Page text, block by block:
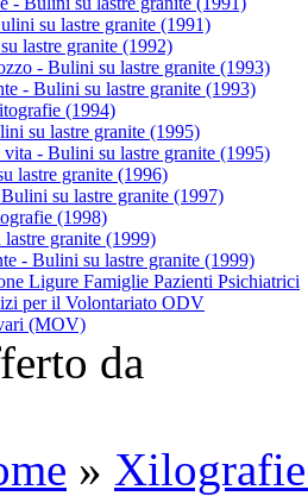
su lastre granite (1991)
lastre granite (1992)
- Bulini su lastre granite (1993)
- Bulini su lastre granite (1993)
(1994)
su lastre granite (1995)
- Bulini su lastre granite (1995)
lastre granite (1996)
su lastre granite (1997)
(1998)
granite (1999)
- Bulini su lastre granite (1999)
Ligure Famiglie Pazienti Psichiatrici
per il Volontariato ODV
(MOV)
da
»